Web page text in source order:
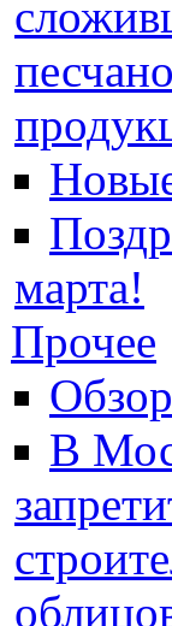
марта!
Прочее
В